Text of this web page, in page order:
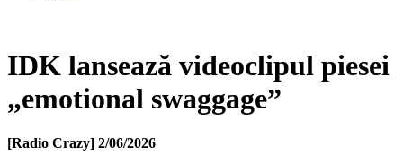
IDK lansează videoclipul piesei
„emotional swaggage”
[Radio Crazy] 2/06/2026